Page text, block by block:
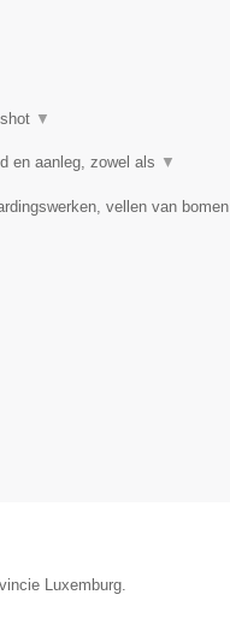
▼
en aanleg, zowel als ▼
vellen van bomen
Luxemburg.